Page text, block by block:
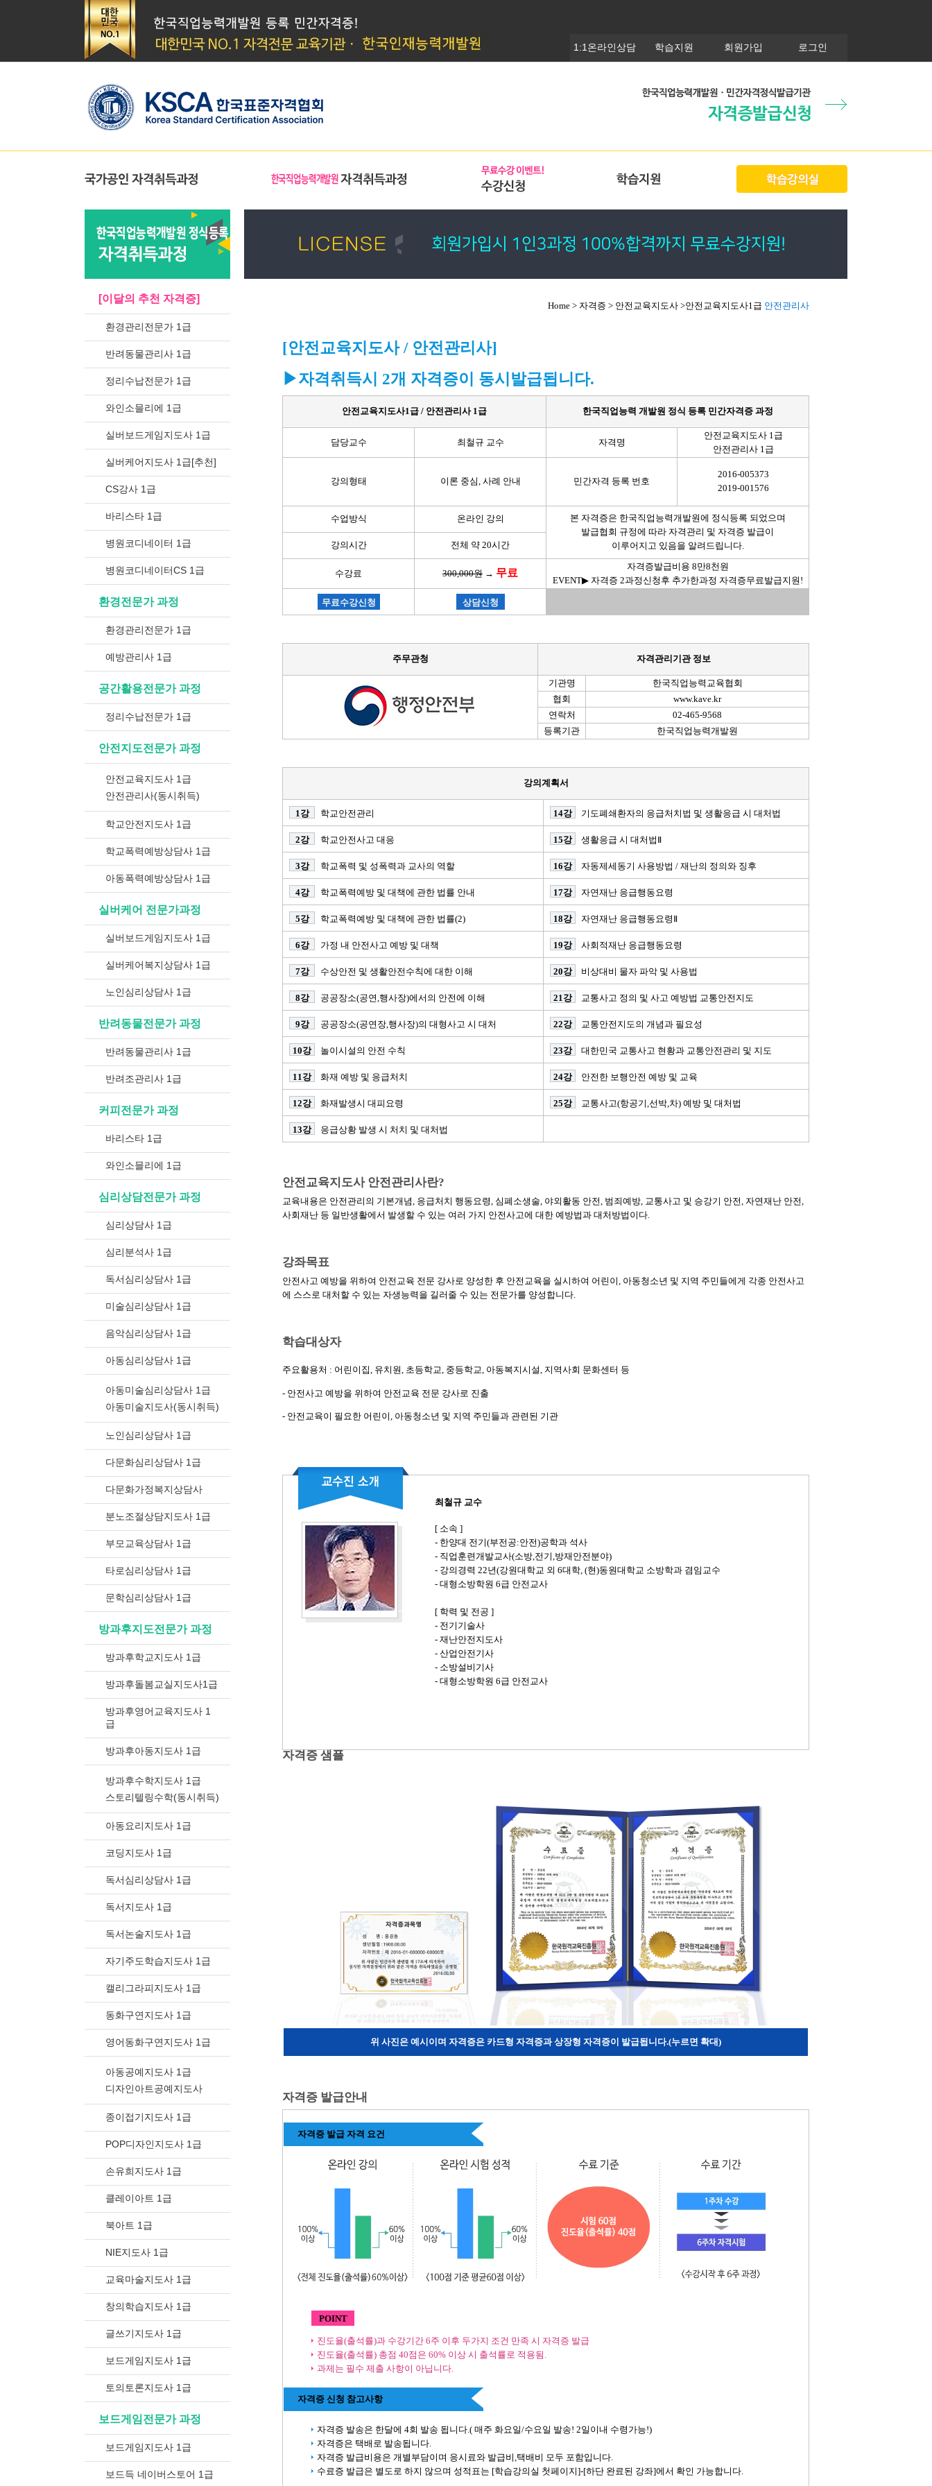
1:1온라인상담 학습지원 회원가입 로그인
[이달의 추천 자격증]
환경관리전문가 1급
반려동물관리사 1급
정리수납전문가 1급
와인소믈리에 1급
실버보드게임지도사 1급
실버케어지도사 1급[추천]
CS강사 1급
바리스타 1급
병원코디네이터 1급
병원코디네이터CS 1급
환경전문가 과정
환경관리전문가 1급
예방관리사 1급
공간활용전문가 과정
정리수납전문가 1급
안전지도전문가 과정
안전교육지도사 1급
안전관리사(동시취득)
학교안전지도사 1급
학교폭력예방상담사 1급
아동폭력예방상담사 1급
실버케어 전문가과정
실버보드게임지도사 1급
실버케어복지상담사 1급
노인심리상담사 1급
반려동물전문가 과정
반려동물관리사 1급
반려조관리사 1급
커피전문가 과정
바리스타 1급
와인소믈리에 1급
심리상담전문가 과정
심리상담사 1급
심리분석사 1급
독서심리상담사 1급
미술심리상담사 1급
음악심리상담사 1급
아동심리상담사 1급
아동미술심리상담사 1급
아동미술지도사(동시취득)
노인심리상담사 1급
다문화심리상담사 1급
다문화가정복지상담사
분노조절상담지도사 1급
부모교육상담사 1급
타로심리상담사 1급
문학심리상담사 1급
방과후지도전문가 과정
방과후학교지도사 1급
방과후돌봄교실지도사1급
방과후영어교육지도사 1
급
방과후아동지도사 1급
방과후수학지도사 1급
스토리텔링수학(동시취득)
아동요리지도사 1급
코딩지도사 1급
독서심리상담사 1급
독서지도사 1급
독서논술지도사 1급
자기주도학습지도사 1급
캘리그라피지도사 1급
동화구연지도사 1급
영어동화구연지도사 1급
아동공예지도사 1급
디자인아트공예지도사
종이접기지도사 1급
POP디자인지도사 1급
손유희지도사 1급
클레이아트 1급
북아트 1급
NIE지도사 1급
교육마술지도사 1급
창의학습지도사 1급
글쓰기지도사 1급
보드게임지도사 1급
토의토론지도사 1급
보드게임전문가 과정
보드게임지도사 1급
보드득 네이버스토어 1급
Home > 자격증 > 안전교육지도사 >안전교육지도사1급 안전관리사
[안전교육지도사 / 안전관리사]
▶자격취득시 2개 자격증이 동시발급됩니다.
안전교육지도사1급 / 안전관리사 1급 한국직업능력 개발원 정식 등록 민간자격증 과정
담당교수 최철규 교수 자격명
안전교육지도사 1급
안전관리사 1급
강의형태 이론 중심, 사례 안내 민간자격 등록 번호
2016-005373
2019-001576
수업방식 온라인 강의
본 자격증은 한국직업능력개발원에 정식등록 되었으며
발급협회 규정에 따라 자격관리 및 자격증 발급이
이루어지고 있음을 알려드립니다.
강의시간 전체 약 20시간
수강료 300,000원 → 무료
자격증발급비용 8만8천원
EVENT▶ 자격증 2과정신청후 추가한과정 자격증무료발급지원!
무료수강신청 상담신청
주무관청 자격관리기관 정보
기관명
한국직업능력교육협회
협회
www.kave.kr
연락처
02-465-9568
등록기관
한국직업능력개발원
강의계획서
1강 학교안전관리 14강 기도폐쇄환자의 응급처치법 및 생활응급 시 대처법
2강 학교안전사고 대응 15강 생활응급 시 대처법Ⅱ
3강 학교폭력 및 성폭력과 교사의 역할 16강 자동제세동기 사용방법 / 재난의 정의와 징후
4강 학교폭력예방 및 대책에 관한 법률 안내 17강 자연재난 응급행동요령
5강 학교폭력예방 및 대책에 관한 법률(2) 18강 자연재난 응급행동요령Ⅱ
6강 가정 내 안전사고 예방 및 대책 19강 사회적재난 응급행동요령
7강 수상안전 및 생활안전수칙에 대한 이해 20강 비상대비 물자 파악 및 사용법
8강 공공장소(공연,행사장)에서의 안전에 이해 21강 교통사고 정의 및 사고 예방법 교통안전지도
9강 공공장소(공연장,행사장)의 대형사고 시 대처 22강 교통안전지도의 개념과 필요성
10강 놀이시설의 안전 수칙 23강 대한민국 교통사고 현황과 교통안전관리 및 지도
11강 화재 예방 및 응급처치 24강 안전한 보행안전 예방 및 교육
12강 화재발생시 대피요령 25강 교통사고(항공기,선박,차) 예방 및 대처법
13강 응급상황 발생 시 처치 및 대처법
안전교육지도사 안전관리사란?
교육내용은 안전관리의 기본개념, 응급처치 행동요령, 심폐소생술, 야외활동 안전, 범죄예방, 교통사고 및 승강기 안전, 자연재난 안전,
사회재난 등 일반생활에서 발생할 수 있는 여러 가지 안전사고에 대한 예방법과 대처방법이다.
강좌목표
안전사고 예방을 위하여 안전교육 전문 강사로 양성한 후 안전교육을 실시하여 어린이, 아동청소년 및 지역 주민들에게 각종 안전사고
에 스스로 대처할 수 있는 자생능력을 길러줄 수 있는 전문가를 양성합니다.
학습대상자
주요활용처 : 어린이집, 유치원, 초등학교, 중등학교, 아동복지시설, 지역사회 문화센터 등
- 안전사고 예방을 위하여 안전교육 전문 강사로 진출
- 안전교육이 필요한 어린이, 아동청소년 및 지역 주민들과 관련된 기관
최철규 교수
[ 소속 ]
- 한양대 전기(부전공:안전)공학과 석사
- 직업훈련개발교사(소방,전기,방재안전분야)
- 강의경력 22년(강원대학교 외 6대학, (현)동원대학교 소방학과 겸임교수
- 대형소방학원 6급 안전교사
[ 학력 및 전공 ]
- 전기기술사
- 재난안전지도사
- 산업안전기사
- 소방설비기사
- 대형소방학원 6급 안전교사
자격증 샘플
위 사진은 예시이며 자격증은 카드형 자격증과 상장형 자격증이 발급됩니다.(누르면 확대)
자격증 발급안내
자격증 발급 자격 요건
POINT
진도율(출석률)과 수강기간 6주 이후 두가지 조건 만족 시 자격증 발급
진도율(출석률) 총점 40점은 60% 이상 시 출석률로 적용됨.
과제는 필수 제출 사항이 아닙니다.
자격증 신청 참고사항
자격증 발송은 한달에 4회 발송 됩니다.( 매주 화요일/수요일 발송! 2일이내 수령가능!)
자격증은 택배로 발송됩니다.
자격증 발급비용은 개별부담이며 응시료와 발급비,택배비 모두 포함입니다.
수료증 발급은 별도로 하지 않으며 성적표는 [학습강의실 첫페이지]-[하단 완료된 강좌]에서 확인 가능합니다.